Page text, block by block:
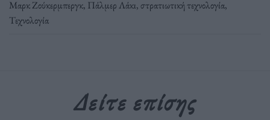
Μαρκ Ζούκερμπεργκ, Πάλμερ Λάκι,στρατιωτική τεχνολογία,
Τεχνολογία
Δείτε επίσης